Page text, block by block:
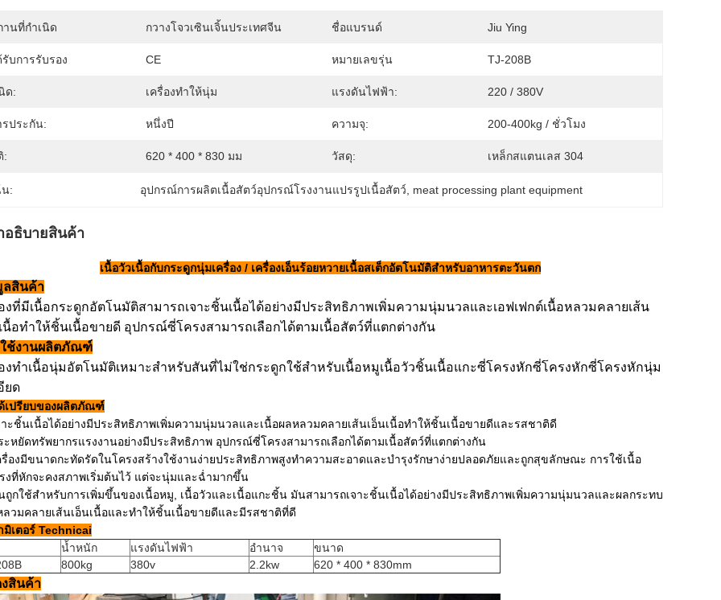
านที่กำเนิด กวางโจวเซินเจิ้นประเทศจีน ชื่อแบรนด์ Jiu Ying
รับการรับรอง CE หมายเลขรุ่น TJ-208B
ด: เครื่องทำให้นุ่ม แรงดันไฟฟ้า: 220 / 380V
รประกัน: หนึ่งปี ความจุ: 200-400kg / ชั่วโมง
: 620 * 400 * 830 มม วัสดุ: เหล็กสแตนเลส 304
น: อุปกรณ์การผลิตเนื้อสัตว์อุปกรณ์โรงงานแปรรูปเนื้อสัตว์ meat processing plant equipment
อธิบายสินค้า
เนื้อวัวเนื้อกับกระดูกนุ่มเครื่อง / เครื่องเอ็นร้อยหวายเนื้อสเต็กอัตโนมัติสำหรับอาหารตะวันตก
สินค้า
งที่มีเนื้อกระดูกอัตโนมัติสามารถเจาะชิ้นเนื้อได้อย่างมีประสิทธิภาพเพิ่มความนุ่มนวลและเอฟเฟกต์เนื้อหลวมคลายเส้น
นื้อทำให้ชิ้นเนื้อขายดี อุปกรณ์ซี่โครงสามารถเลือกได้ตามเนื้อสัตว์ที่แตกต่างกัน
ช้งานผลิตภัณฑ์
งทำเนื้อนุ่มอัตโนมัติเหมาะสำหรับสันที่ไม่ใช่กระดูกใช้สำหรับเนื้อหมูเนื้อวัวชิ้นเนื้อแกะซี่โครงหักซี่โครงหักซี่โครงหักนุ่ม
ยด
เปรียบของผลิตภัณฑ์
าะชิ้นเนื้อได้อย่างมีประสิทธิภาพเพิ่มความนุ่มนวลและเนื้อผลหลวมคลายเส้นเอ็นเนื้อทำให้ชิ้นเนื้อขายดีและรสชาติดี
ะหยัดทรัพยากรแรงงานอย่างมีประสิทธิภาพ อุปกรณ์ซี่โครงสามารถเลือกได้ตามเนื้อสัตว์ที่แตกต่างกัน
รื่องมีขนาดกะทัดรัดในโครงสร้างใช้งานง่ายประสิทธิภาพสูงทำความสะอาดและบำรุงรักษาง่ายปลอดภัยและถูกสุขลักษณะ การใช้เนื้อ
งที่หักจะคงสภาพเริ่มต้นไว้ แต่จะนุ่มและฉ่ำมากขึ้น
ถูกใช้สำหรับการเพิ่มขึ้นของเนื้อหมู, เนื้อวัวและเนื้อแกะชิ้น มันสามารถเจาะชิ้นเนื้อได้อย่างมีประสิทธิภาพเพิ่มความนุ่มนวลและผลกระทบ
ลวมคลายเส้นเอ็นเนื้อและทำให้ชิ้นเนื้อขายดีและมีรสชาติที่ดี
มิเตอร์ Technicai
น้ำหนัก
แรงดันไฟฟ้า อำนาจ
ขนาด
800kg 380v 2.2kw 620 * 400 * 830mm
สินค้า